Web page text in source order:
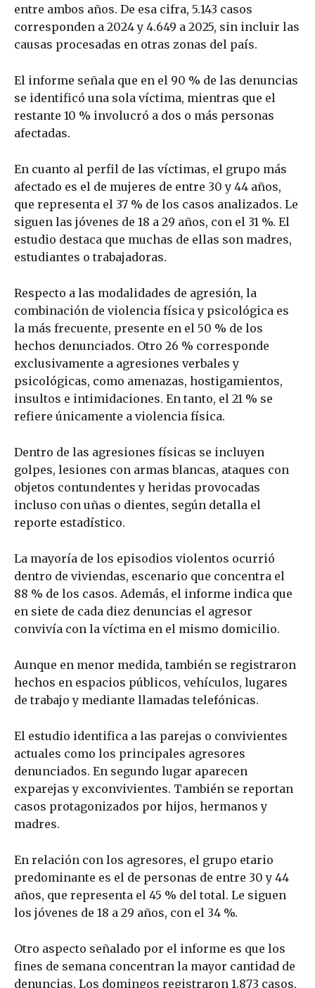
entre ambos años. De esa cifra, 5.143 casos
corresponden a 2024 y 4.649 a 2025, sin incluir las
causas procesadas en otras zonas del país.
El informe señala que en el 90 % de las denuncias
se identificó una sola víctima, mientras que el
restante 10 % involucró a dos o más personas
afectadas.
En cuanto al perfil de las víctimas, el grupo más
afectado es el de mujeres de entre 30 y 44 años,
que representa el 37 % de los casos analizados. Le
siguen las jóvenes de 18 a 29 años, con el 31 %. El
estudio destaca que muchas de ellas son madres,
estudiantes o trabajadoras.
Respecto a las modalidades de agresión, la
combinación de violencia física y psicológica es
la más frecuente, presente en el 50 % de los
hechos denunciados. Otro 26 % corresponde
exclusivamente a agresiones verbales y
psicológicas, como amenazas, hostigamientos,
insultos e intimidaciones. En tanto, el 21 % se
refiere únicamente a violencia física.
Dentro de las agresiones físicas se incluyen
golpes, lesiones con armas blancas, ataques con
objetos contundentes y heridas provocadas
incluso con uñas o dientes, según detalla el
reporte estadístico.
La mayoría de los episodios violentos ocurrió
dentro de viviendas, escenario que concentra el
88 % de los casos. Además, el informe indica que
en siete de cada diez denuncias el agresor
convivía con la víctima en el mismo domicilio.
Aunque en menor medida, también se registraron
hechos en espacios públicos, vehículos, lugares
de trabajo y mediante llamadas telefónicas.
El estudio identifica a las parejas o convivientes
actuales como los principales agresores
denunciados. En segundo lugar aparecen
exparejas y exconvivientes. También se reportan
casos protagonizados por hijos, hermanos y
madres.
En relación con los agresores, el grupo etario
predominante es el de personas de entre 30 y 44
años, que representa el 45 % del total. Le siguen
los jóvenes de 18 a 29 años, con el 34 %.
Otro aspecto señalado por el informe es que los
fines de semana concentran la mayor cantidad de
denuncias. Los domingos registraron 1.873 casos,